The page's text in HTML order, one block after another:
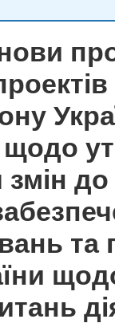
щодо
та